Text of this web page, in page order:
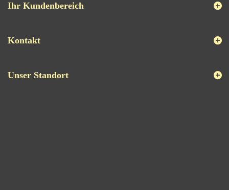
Ihr Kundenbereich
Kontakt
Unser Standort